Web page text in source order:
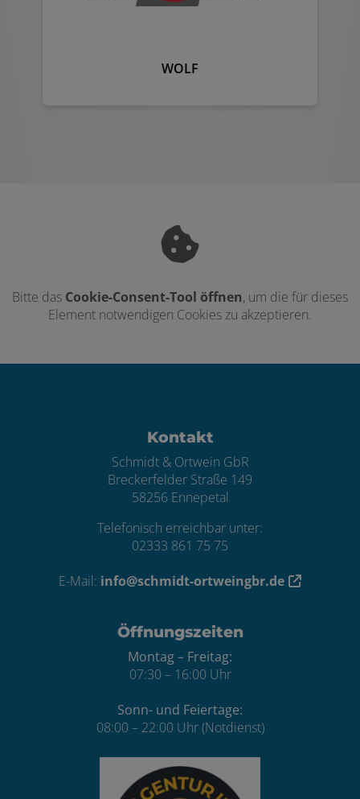
WOLF
Bitte das Cookie-Consent-Tool öffnen, um die für dieses
Element notwendigen Cookies zu akzeptieren.
Kontakt
Schmidt & Ortwein GbR
Breckerfelder Straße 149
58256 Ennepetal
Telefonisch erreichbar unter:
02333 861 75 75
E-Mail: info@schmidt-ortweingbr.de
Öffnungszeiten
Montag – Freitag:
07:30 – 16:00 Uhr
Sonn- und Feiertage:
08:00 – 22:00 Uhr (Notdienst)